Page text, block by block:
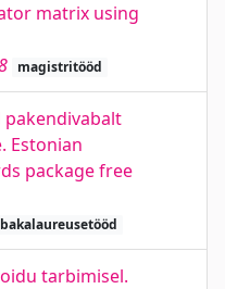
matrix using
magistritööd
Estonian
package free
bakalaureusetööd
tarbimisel.